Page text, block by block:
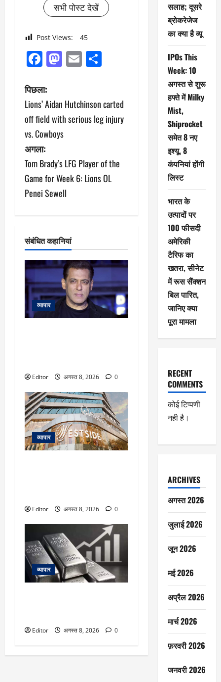
सभी पोस्ट देखें
Post Views: 45
Facebook
Mastodon
Email
पो
स्ट
ने
वि
गे
श
पिछला:
Lions’ Aidan Hutchinson carted
off field with serious leg injury
vs. Cowboys
अगला:
Tom Brady’s LFG Player of the
Game for Week 6: Lions OL
Penei Sewell
संबंधित कहानियां
व्यापार
Editor अगस्त 8, 2026 0
व्यापार
Editor अगस्त 8, 2026 0
व्यापार
Editor अगस्त 8, 2026 0
सलाह; दूसरे
ब्रोकरेजेज
का क्या है व्यू
IPOs This
Week: 10
अगस्त से शुरू
हफ्ते में Milky
Mist,
Shiprocket
समेत 8 नए
इश्यू, 8
कंपनियां होंगी
लिस्ट
भारत के
उत्पादों पर
100 फीसदी
अमेरिकी
टैरिफ का
खतरा, सीनेट
में रूस सैंक्शन
बिल पारित,
जानिए क्या
पूरा मामला
RECENT
COMMENTS
कोई टिप्पणी
नही है।
ARCHIVES
अगस्त 2026
जुलाई 2026
जून 2026
मई 2026
अप्रैल 2026
मार्च 2026
फ़रवरी 2026
जनवरी 2026